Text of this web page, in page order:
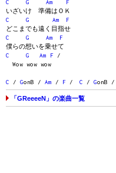
C G Am
F
いざいけ 準備はＯＫ
C
G Am
F
どこまでも遠く目指せ
C
G Am
F
僕らの想いを乗せて
C
G Am F /
Wow wow wow
C / GonB / Am / F / C / GonB /
「GReeeeN」の楽曲一覧